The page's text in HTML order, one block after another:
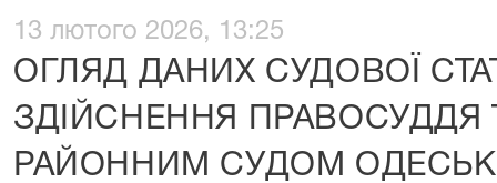
13 лютого 2026, 13:25
ОГЛЯД ДАНИХ СУДОВОЇ
ЗДІЙСНЕННЯ ПРАВОСУДДЯ
РАЙОННИМ СУДОМ